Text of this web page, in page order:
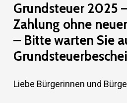
Grundsteuer 2025
Zahlung ohne
– Bittewarten Sie
Liebe Bürgerinnen und